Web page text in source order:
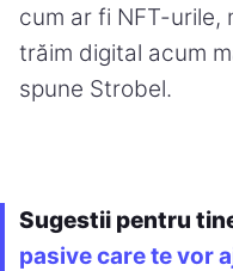
cum ar fi NFT-urile,
trăim digital acum
spune Strobel.
Sugestii pentru
pasive care te vor